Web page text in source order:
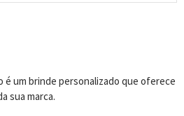
é um brinde personalizado que oferece
sua marca.